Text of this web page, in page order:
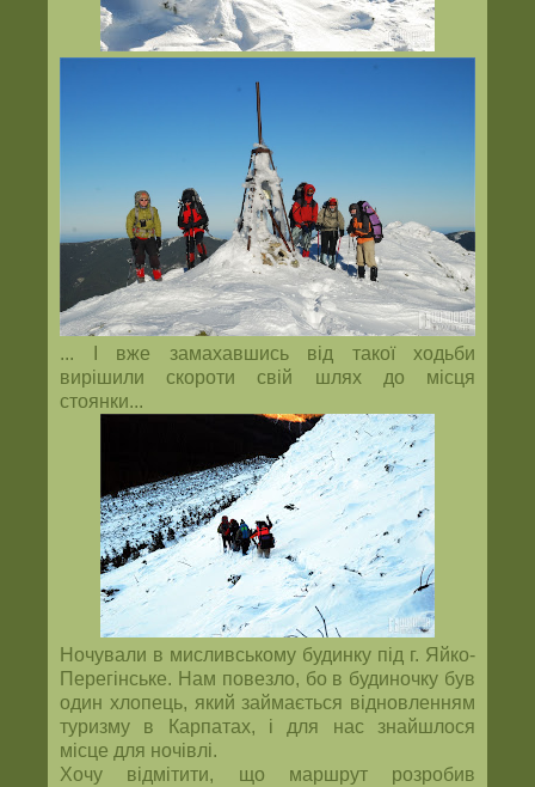
... І вже замахавшись від такої ходьби
вирішили скороти свій шлях до місця
стоянки...
Ночували в мисливському будинку під г. Яйко-
Перегінське. Нам повезло, бо в будиночку був
один хлопець, який займається відновленням
туризму в Карпатах, і для нас знайшлося
місце для ночівлі.
Хочу відмітити, що маршрут розробив